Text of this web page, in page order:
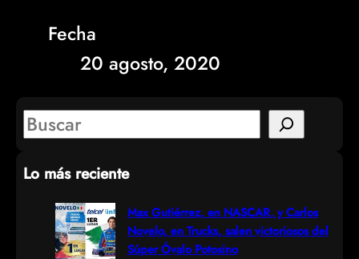
Fecha
20 agosto, 2020
S
a
Lo más reciente
Max Gutiérrez, en NASCAR, y Carlos
Novelo, en Trucks, salen victoriosos del
Súper Óvalo Potosino